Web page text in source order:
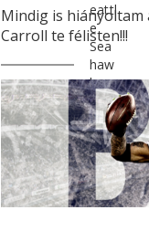
Mindig is hiányoltam
Carroll te félisten!!!